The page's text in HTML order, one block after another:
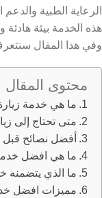
الرعاية الطبية
هذه الخدمة بيئة هادئة
وفي هذا المقال
محتوى المقال
ما هي خدمة زيارة
متى تحتاج إلى
أفضل نصائح قبل
ما هي افضل خدمة
ما الذي يتضمنه
مميزات افضل